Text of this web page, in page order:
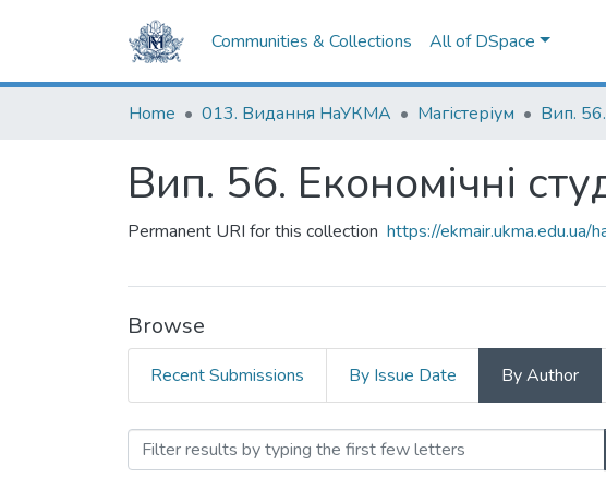
Communities & Collections All of DSpace
Home 013. Видання НаУКМА Магістеріум Вип. 56.
Вип. 56. Економічні
Permanent URI for this collection https://
Browse
Recent Submissions By Issue Date By Author
Browsing Вип. 56. Економічні